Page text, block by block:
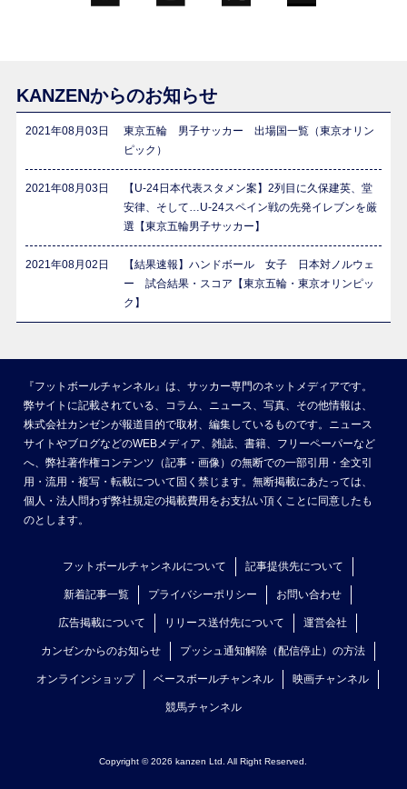
KANZENからのお知らせ
2021年08月03日
東京五輪 男子サッカー 出場国一覧（東京オリン
ピック）
2021年08月03日
【U-24日本代表スタメン案】2列目に久保建英、堂
安律、そして…U-24スペイン戦の先発イレブンを厳
選【東京五輪男子サッカー】
2021年08月02日
【結果速報】ハンドボール 女子 日本対ノルウェ
ー 試合結果・スコア【東京五輪・東京オリンピッ
ク】
『フットボールチャンネル』は、サッカー専門のネットメディアです。
弊サイトに記載されている、コラム、ニュース、写真、その他情報は、
株式会社カンゼンが報道目的で取材、編集しているものです。ニュース
サイトやブログなどのWEBメディア、雑誌、書籍、フリーペーパーなど
へ、弊社著作権コンテンツ（記事・画像）の無断での一部引用・全文引
用・流用・複写・転載について固く禁じます。無断掲載にあたっては、
個人・法人問わず弊社規定の掲載費用をお支払い頂くことに同意したも
のとします。
フットボールチャンネルについて 記事提供先について
新着記事一覧 プライバシーポリシー お問い合わせ
広告掲載について リリース送付先について 運営会社
カンゼンからのお知らせ プッシュ通知解除（配信停止）の方法
オンラインショップ ベースボールチャンネル 映画チャンネル
競馬チャンネル
Copyright © 2026 kanzen Ltd. All Right Reserved.